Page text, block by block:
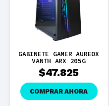
GABINETE GAMER AUREOX
VANTH ARX 205G
$47.825
COMPRAR AHORA